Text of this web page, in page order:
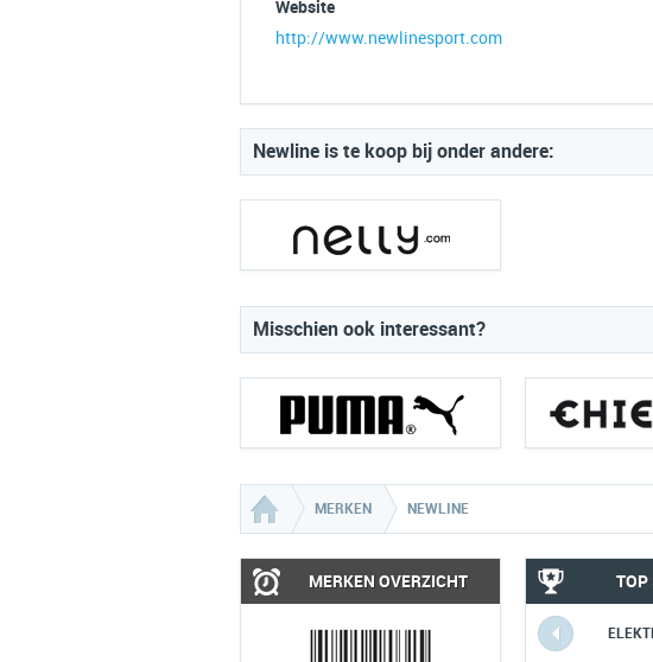
Website
http://www.newlinesport.com
Newline is te koop bij onder andere:
Misschien ook interessant?
MERKEN NEWLINE
MERKEN OVERZICHT TOP